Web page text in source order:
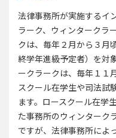
法律事務所が実施するイ
ラーク、ウィンタークラ
クは、毎年２月から３月
終学年進級予定者）を対
ークラークは、毎年１１
スクール在学生や司法試
ます。ロースクール在学
た事務所のウィンターク
ですが、法律事務所によ